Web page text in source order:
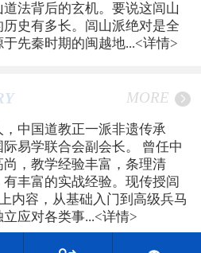
法背后的玄机。要说这闾山
史有多长。闾山派绝对是全
先秦时期的闽越地...<详情>
MORE
中国道教正一派非遗传承
易学联合会副会长。 曾任中
，教学经验丰富，条理清
丰富的实战经验。现传授闾
内容，从基础入门到高级兵马
应对各类事...<详情>